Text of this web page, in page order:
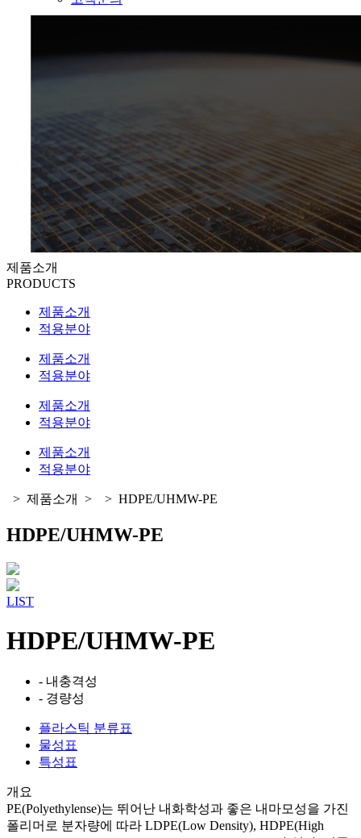
제품소개
PRODUCTS
제품소개
적용분야
제품소개
적용분야
제품소개
적용분야
제품소개
적용분야
> 제품소개 > > HDPE/UHMW-PE
HDPE/UHMW-PE
LIST
HDPE/UHMW-PE
- 내충격성
- 경량성
플라스틱 분류표
물성표
특성표
개요
PE(Polyethylense)는 뛰어난 내화학성과 좋은 내마모성을 가진
폴리머로 분자량에 따라 LDPE(Low Density), HDPE(High